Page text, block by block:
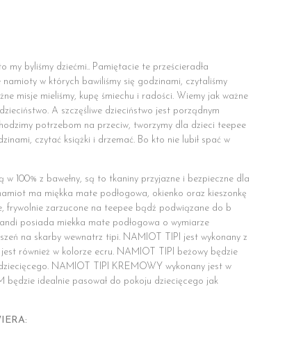
my byliśmy dziećmi.. Pamiętacie te prześcieradła
namioty w których bawiliśmy się godzinami, czytaliśmy
misje mieliśmy, kupę śmiechu i radości. Wiemy jak ważne
A szczęśliwe dzieciństwo jest porządnym
potrzebom na przeciw, tworzymy dla dzieci teepee
czytać książki i drzemać. Bo kto nie lubił spać w
w 100% z bawełny, są to tkaniny przyjazne i bezpieczne dla
ma miękka mate podłogowa, okienko oraz kieszonkę
frywolnie zarzucone na teepee bądź podwiązane do b
posiada miekka mate podłogowa o wymiarze
na skarby wewnatrz tipi. NAMIOT TIPI jest wykonany z
również w kolorze ecru. NAMIOT TIPI beżowy będzie
NAMIOT TIPI KREMOWY wykonany jest w
będzie idealnie pasował do pokoju dziecięcego jak